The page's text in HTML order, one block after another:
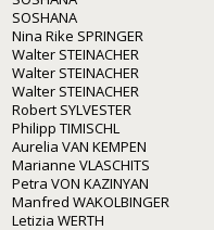
SOSHANA
Nina Rike SPRINGER
Walter STEINACHER
Walter STEINACHER
Walter STEINACHER
Robert SYLVESTER
Philipp TIMISCHL
Aurelia VAN KEMPEN
Marianne VLASCHITS
Petra VON KAZINYAN
Manfred WAKOLBINGER
Letizia WERTH